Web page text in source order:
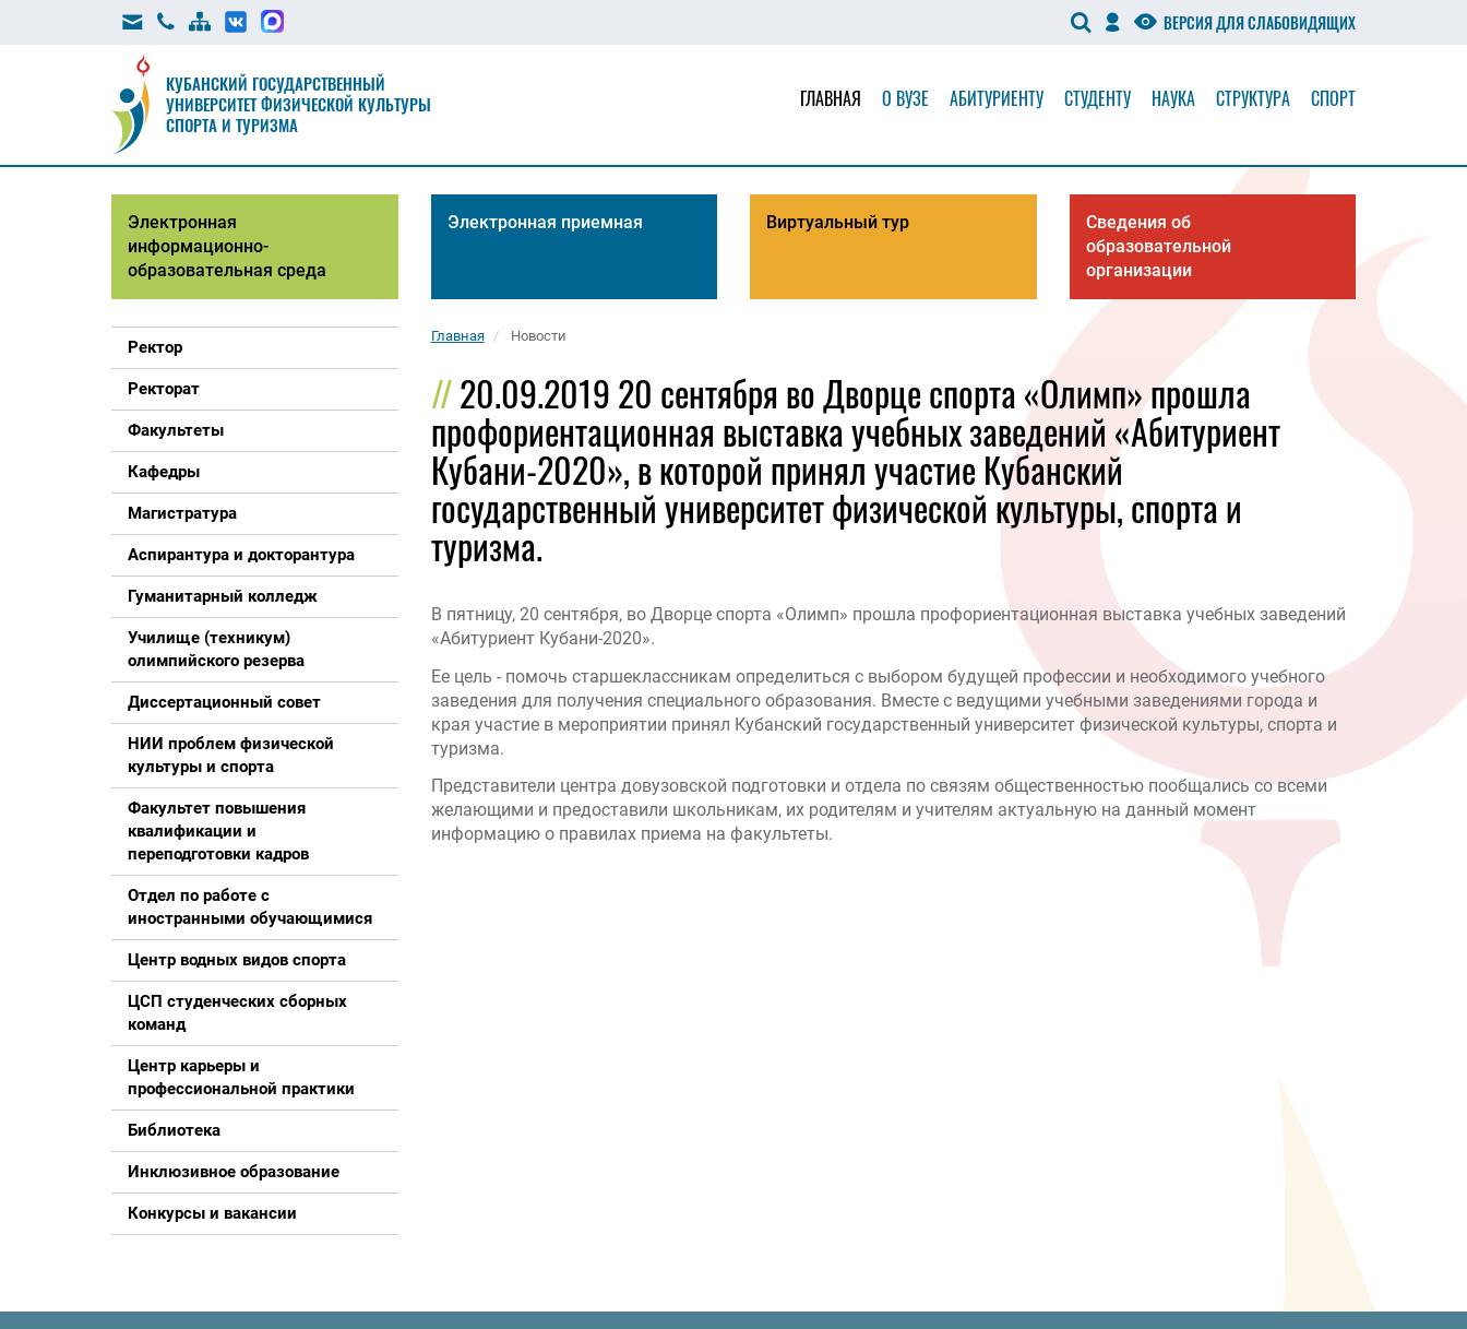
ВЕРСИЯ ДЛЯ СЛАБОВИДЯЩИХ
КУБАНСКИЙ ГОСУДАРСТВЕННЫЙ
УНИВЕРСИТЕТ ФИЗИЧЕСКОЙ КУЛЬТУРЫ
СПОРТА И ТУРИЗМА
ГЛАВНАЯ О ВУЗЕ АБИТУРИЕНТУ СТУДЕНТУ НАУКА СТРУКТУРА СПОРТ
Электронная
информационно-
образовательная среда
Электронная приемная Виртуальный тур
Сведения об
образовательной
организации
Ректор
Ректорат
Факультеты
Кафедры
Магистратура
Аспирантура и докторантура
Гуманитарный колледж
Училище (техникум)
олимпийского резерва
Диссертационный совет
НИИ проблем физической
культуры и спорта
Факультет повышения
квалификации и
переподготовки кадров
Отдел по работе с
иностранными обучающимися
Центр водных видов спорта
ЦСП студенческих сборных
команд
Центр карьеры и
профессиональной практики
Библиотека
Инклюзивное образование
Конкурсы и вакансии
Главная Новости
20.09.2019 20 сентября во Дворце спорта «Олимп» прошла
профориентационная выставка учебных заведений «Абитуриент
Кубани-2020», в которой принял участие Кубанский
государственный университет физической культуры, спорта и
туризма.
В пятницу, 20 сентября, во Дворце спорта «Олимп» прошла профориентационная выставка учебных заведений
«Абитуриент Кубани-2020».
Ее цель - помочь старшеклассникам определиться с выбором будущей профессии и необходимого учебного
заведения для получения специального образования. Вместе с ведущими учебными заведениями города и
края участие в мероприятии принял Кубанский государственный университет физической культуры, спорта и
туризма.
Представители центра довузовской подготовки и отдела по связям общественностью пообщались со всеми
желающими и предоставили школьникам, их родителям и учителям актуальную на данный момент
информацию о правилах приема на факультеты.